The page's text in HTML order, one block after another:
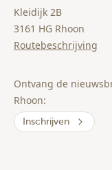
Ontvang de
Rhoon:
Inschrijven
Kleidijk 2B
3161 HG Rhoon
Routebeschrijving